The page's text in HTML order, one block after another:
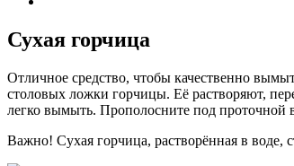
Сухая горчица
Отличное средство, чтобы качественно
столовых ложки горчицы. Её растворяют,
легко вымыть. Прополосните под проточной
Важно! Сухая горчица, растворённая в воде,